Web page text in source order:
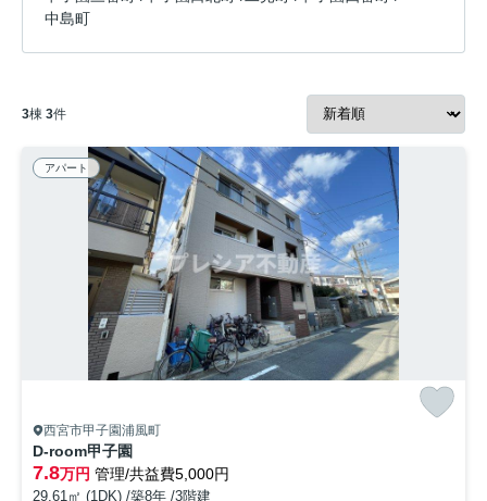
中島町
3棟 3件
アパート
西宮市甲子園浦風町
D-room甲子園
7.8万円 管理/共益費5,000円
29.61㎡ (1DK) /築8年 /3階建